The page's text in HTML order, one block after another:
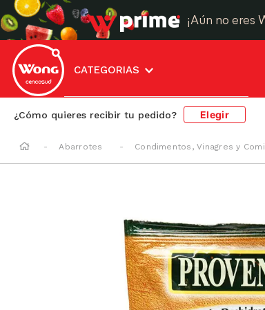
¡Aún no eres
CATEGORIAS
¿Cómo quieres recibir tu pedido? Elegir
Abarrotes Condimentos, Vinagres y